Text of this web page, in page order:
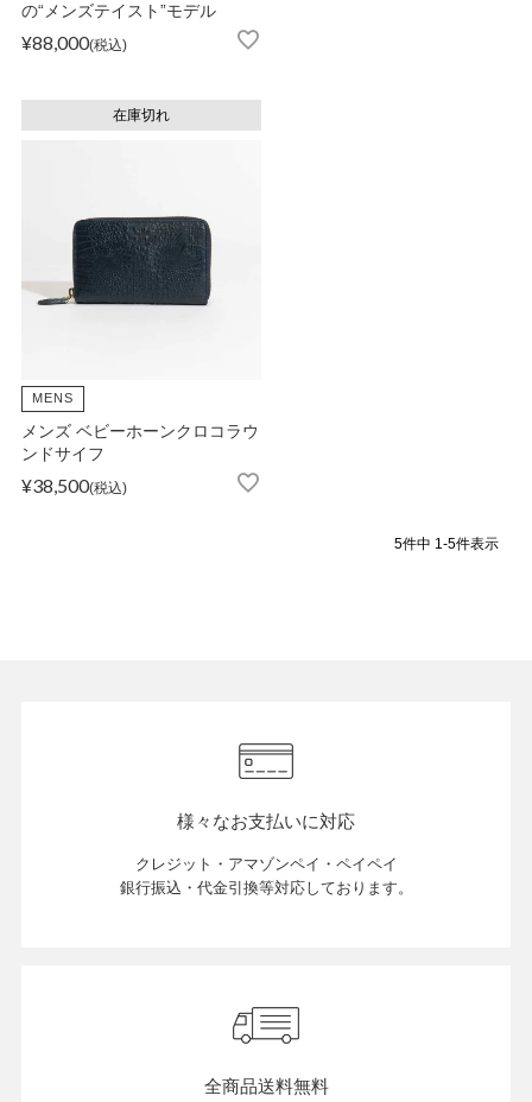
員登録
ルマガ登録・解除
の“メンズテイスト”モデル
¥88,000 税込
MENS
メンズ ベビーホーンクロコラウ
ンドサイフ
¥38,500 税込
在庫切れ
5件中 1-5件表示
様々なお支払いに対応
クレジット・アマゾンペイ・ペイペイ
銀行振込・代金引換等対応しております。
全商品送料無料